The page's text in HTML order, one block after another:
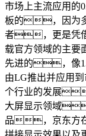
市场上主流应用的
板的，因为多
者，更是凭借
载官方领域的主
先进的，像
由LG推出并应用
个行业的发展
大屏显示领域
品，京东方